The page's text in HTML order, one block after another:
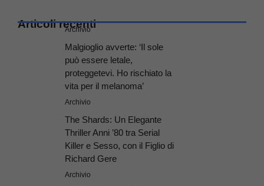
Articoli recenti
Archivio
Malgioglio avverte: ‘Il sole
può essere letale,
proteggetevi. Ho rischiato la
vita per il melanoma’
Archivio
The Shards: Un Elegante
Thriller Anni ’80 tra Serial
Killer e Sesso, con il Figlio di
Richard Gere
Archivio